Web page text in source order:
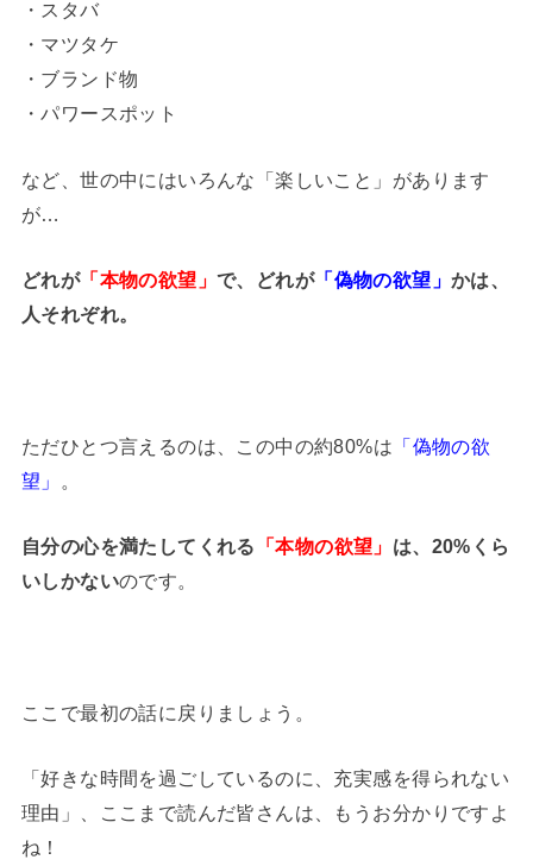
・スタバ
・マツタケ
・ブランド物
・パワースポット
など、世の中にはいろんな「楽しいこと」があります
が…
どれが「本物の欲望」で、どれが「偽物の欲望」 かは、
人それぞれ。
ただひとつ言えるのは、この中の約80%は 「偽物の欲
望」
。
自分の心を満たしてくれる 「本物の欲望」 は、20%くら
いしかないのです。
ここで最初の話に戻りましょう。
「好きな時間を過ごしているのに、充実感を得られない
理由」、ここまで読んだ皆さんは、もうお分かりですよ
ね！